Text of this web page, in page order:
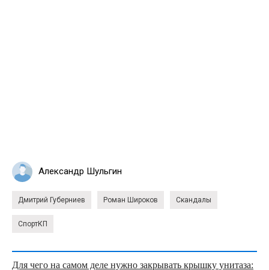
Александр Шульгин
Дмитрий Губерниев Роман Широков Скандалы
СпортКП
Для чего на самом деле нужно закрывать крышку унитаза: